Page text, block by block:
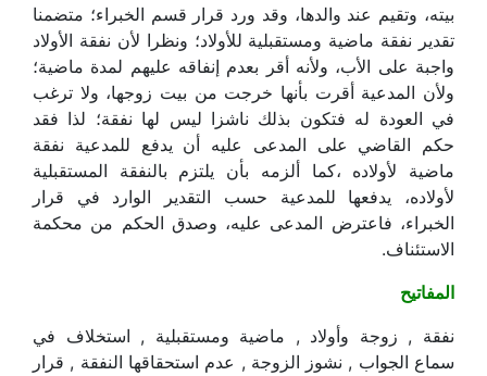
بيته، وتقيم عند والدها، وقد ورد قرار قسم الخبراء؛ متضمنا
تقدير نفقة ماضية ومستقبلية للأولاد؛ ونظرا لأن نفقة الأولاد
واجبة على الأب، ولأنه أقر بعدم إنفاقه عليهم لمدة ماضية؛
ولأن المدعية أقرت بأنها خرجت من بيت زوجها، ولا ترغب
في العودة له فتكون بذلك ناشزا ليس لها نفقة؛ لذا فقد
حكم القاضي على المدعى عليه أن يدفع للمدعية نفقة
ماضية لأولاده ،كما ألزمه بأن يلتزم بالنفقة المستقبلية
لأولاده، يدفعها للمدعية حسب التقدير الوارد في قرار
الخبراء، فاعترض المدعى عليه، وصدق الحكم من محكمة
الاستئناف.
المفاتيح
نفقة , زوجة وأولاد , ماضية ومستقبلية , استخلاف في
سماع الجواب , نشوز الزوجة , عدم استحقاقها النفقة , قرار